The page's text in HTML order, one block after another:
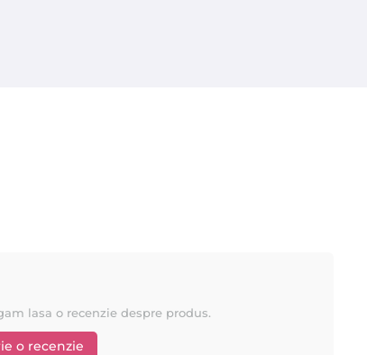
lasa o recenzie despre produs.
o recenzie